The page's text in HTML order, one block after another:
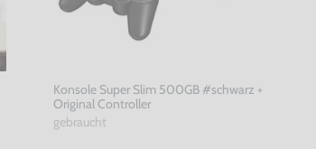
Konsole Super Slim 500GB #schwarz +
Original Controller
gebraucht